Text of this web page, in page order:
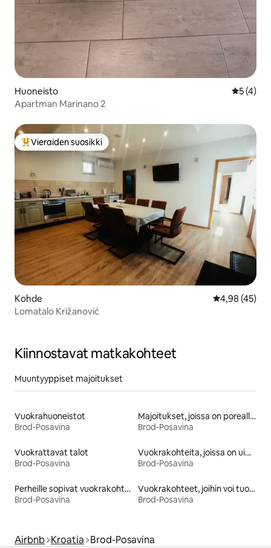
Huoneisto
5 (4)
Apartman Marinano 2
Vieraiden suosikkien parhaimmistoa
Vieraiden suosikki
Kohde
4,98 (45)
Lomatalo Križanović
Kiinnostavat matkakohteet
Muuntyyppiset majoitukset
Vuokrahuoneistot
Brod-Posavina
Majoitukset, joissa on poreallas
Brod-Posavina
Vuokrattavat talot
Brod-Posavina
Vuokrakohteita, joissa on uima-allas
Brod-Posavina
Perheille sopivat vuokrakohteet
Brod-Posavina
Vuokrakohteet, joihin voi tuoda lemmikin
Brod-Posavina
Airbnb Kroatia Brod-Posavina